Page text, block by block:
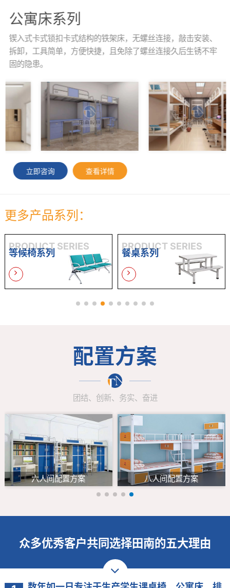
公寓床系列
锲入式卡式锁扣卡式结构的铁架床，无螺丝连接，敲击安装、
拆卸，工具简单，方便快捷，且免除了螺丝连接久后生锈不牢
固的隐患。
立即咨询 查看详情
更多产品系列：
PRODUCT SERIES
等候椅系列
PRODUCT SERIES
餐桌系列
配置方案
团结、创新、务实、奋进
六人间配置方案 八人间配置方案
众多优秀客户共同选择田南的五大理由